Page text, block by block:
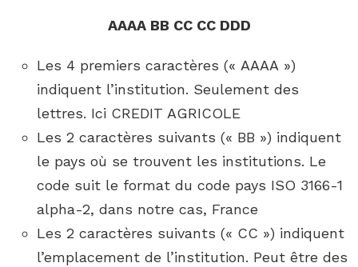
AAAA BB CC CC DDD
Les 4 premiers caractères (« AAAA »)
indiquent l’institution. Seulement des
lettres. Ici CREDIT AGRICOLE
Les 2 caractères suivants (« BB ») indiquent
le pays où se trouvent les institutions. Le
code suit le format du code pays ISO 3166-1
alpha-2, dans notre cas, France
Les 2 caractères suivants (« CC ») indiquent
l’emplacement de l’institution. Peut être des